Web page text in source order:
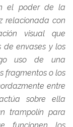
el poder de la
relacionada con
visual que
envases y los
uso de una
fragmentos o los
entre
sobre ella
trampolín para